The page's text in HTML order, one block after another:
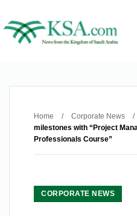
Home / Corporate News /
milestones with “Project
Professionals Course”
CORPORATE NEWS